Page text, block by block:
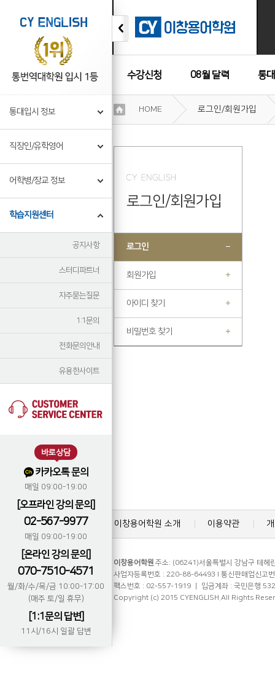
수강신청 08월 달력 통
수강후기
통대입시 정보
직장인/유학영어
어학병/장교 정보
학습지원센터
공지사항
스터디파트너
자주묻는질문
1:1문의
전화문의안내
유용한사이트
바로상담
카카오톡 문의
매일 09:00-19:00
[오프라인 강의 문의]
02-567-9977
매일 09:00-19:00
[온라인 강의 문의]
070-7510-4571
월/화/수/목/금 10:00-17:00
(매주 토/일 휴무)
[1:1문의 답변]
11시/16시 일괄 답변
기
정
HOME 로그인/회원가입
로그인/회원가입
로그인
회원가입
아이디 찾기
비밀번호 찾기
이창용어학원 소개 이용약관
이창용어학원 주소: (06241)서울특별시 강남구 테헤
사업자등록번호 : 220-88-64493 l 통신판매업신고
팩스번호 : 02-557-1919 ㅣ 입금계좌 : 국민은행
Copyright (c) 2015 CYENGLISH.All Rights